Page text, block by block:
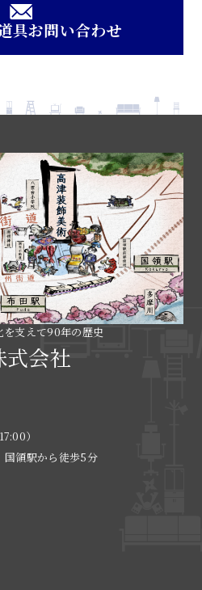
具お問い合わせ
を支えて90年の歴史
式会社
）
領駅から徒歩5分